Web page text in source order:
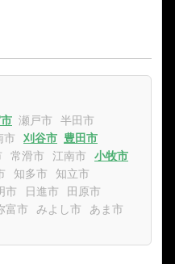
瀬戸市
半田市
市 刈谷市 豊田市
常滑市 江南市
小牧市
知多市
知立市
市 日進市
田原市
富市 みよし市
あま市